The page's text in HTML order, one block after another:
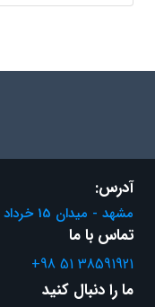
آدرس:
مشهد - میدان 15 خرداد (ضد) - ضلع جنوبی
تماس با ما
+98 51 38591921
ما را دنبال کنید